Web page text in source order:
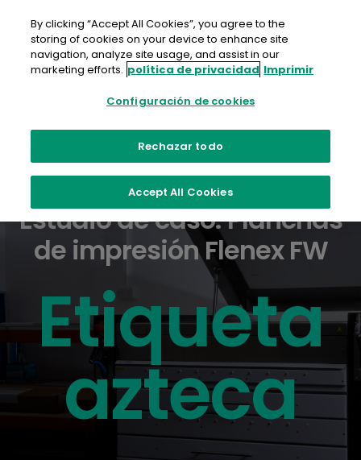
contenido
Estudio de caso: Planchas
de impresión Flenex FW
Etiqueta
azteca
By clicking “Accept All Cookies”, you agree to the
storing of cookies on your device to enhance site
navigation, analyze site usage, and assist in our
marketing efforts. política de privacidad Imprimir
Configuración de cookies
Rechazar todo
Accept All Cookies